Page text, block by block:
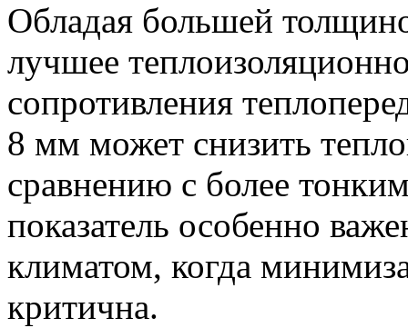
Обладая большей
лучшее
сопротивления
8 мм может снизить
сравнению с более
показатель особенно
климатом, когда
критична.